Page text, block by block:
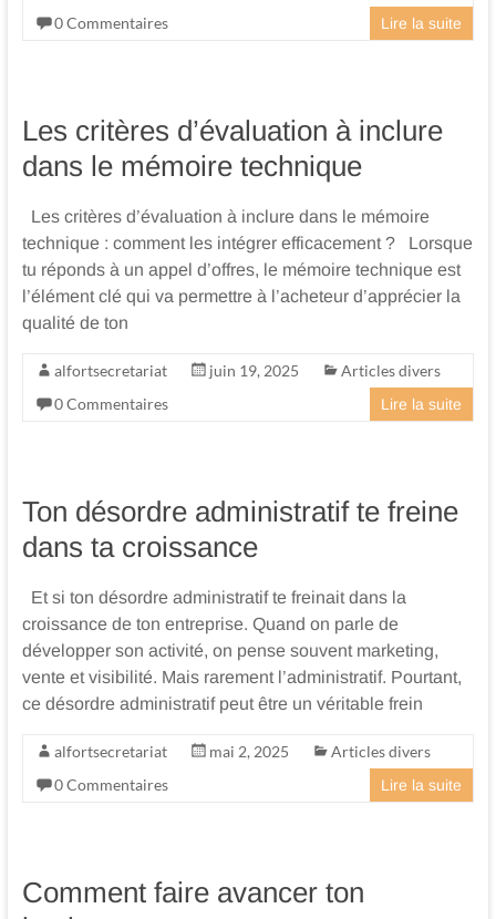
0 Commentaires
Lire la suite
Les critères d’évaluation à inclure
dans le mémoire technique
Les critères d’évaluation à inclure dans le mémoire
technique : comment les intégrer efficacement ? Lorsque
tu réponds à un appel d’offres, le mémoire technique est
l’élément clé qui va permettre à l’acheteur d’apprécier la
qualité de ton
alfortsecretariat juin 19, 2025
Articles divers
0 Commentaires
Lire la suite
Ton désordre administratif te freine
dans ta croissance
Et si ton désordre administratif te freinait dans la
croissance de ton entreprise. Quand on parle de
développer son activité, on pense souvent marketing,
vente et visibilité. Mais rarement l’administratif. Pourtant,
ce désordre administratif peut être un véritable frein
alfortsecretariat mai 2, 2025
Articles divers
0 Commentaires
Lire la suite
Comment faire avancer ton